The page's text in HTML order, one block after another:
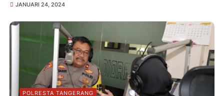
JANUARI 24, 2024
POLRESTA TANGERANG